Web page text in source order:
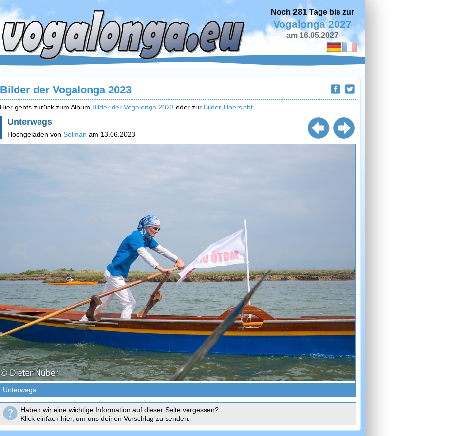
Noch 281Tage bis zur
Vogalonga 2027
am 16.05.2027
Bilder der Vogalonga 2023
Hier gehts zurück zum Album Bilder der Vogalonga 2023 oder zur Bilder-Übersicht
Unterwegs
Hochgeladen von Solman am 13.06.2023
Unterwegs
Haben wir eine wichtige Information auf dieser Seite vergessen?
Klick einfach hier, um uns deinen Vorschlag zu senden.